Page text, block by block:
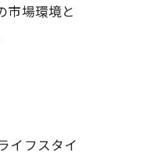
市場環境と
イフスタイ